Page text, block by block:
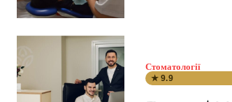
Стоматології
★ 9.9